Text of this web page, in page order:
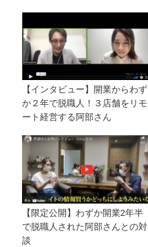
【インタビュー】開業からわず
か２年で脱職人！３店舗をリモ
ート経営する阿部さん
【限定公開】わずか開業2年半
で脱職人された阿部さんとの対
談